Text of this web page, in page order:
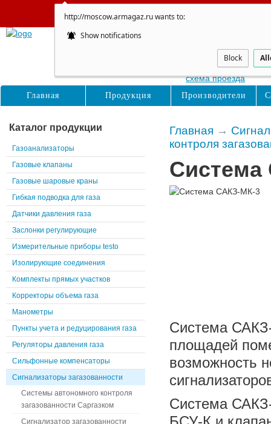
http://moscow.armagaz.ru wants to:
Show notifications
Block
Сайт не
Главная →
контроля
Система
площадей
возможность
Система
Каталог продукции
Газоанализаторы
Газовые клапаны
Газовые шаровые краны
Гибкая подводка для газа
Датчики давления газа
Заслонки регулирующие
Измерительные приборы testo
Изолирующие соединения
Комплекты прямых участков
Корректоры объема газа
Манометры
Пункты учета и редуцирования газа
Регуляторы давления газа
Сильфонные компенсаторы
Сигнализаторы загазованности
Системы автономного контроля
загазованности Саргазком
Сигнализатор загазованности
Восточная, д. 16с1
схема проезда
Главная Продукция Производители